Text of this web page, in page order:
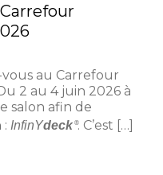
au Carrefour
2 au 4 juin 2026 à
salon afin de
InfinYdeck ®. C’est […]